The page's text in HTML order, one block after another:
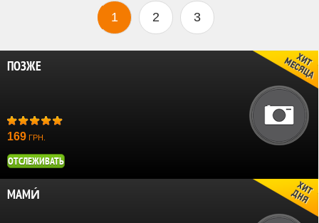
1 2 3
ПОЗЖЕ
169 ГРН.
ОТСЛЕЖИВАТЬ
МАМИ́